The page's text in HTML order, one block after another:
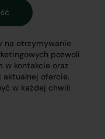
na otrzymywanie
pozwoli
w kontakcie oraz
aktualnej ofercie.
w każdej chwili